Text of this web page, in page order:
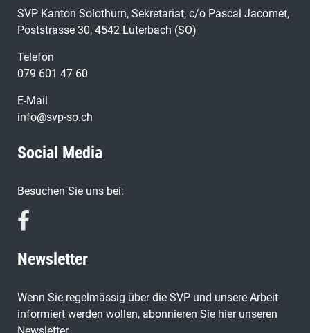
SVP Kanton Solothurn, Sekretariat, c/o Pascal Jacomet,
Poststrasse 30, 4542 Luterbach (SO)
Telefon
079 601 47 60
E-Mail
info@svp-so.ch
Social Media
Besuchen Sie uns bei:
Newsletter
Wenn Sie regelmässig über die SVP und unsere Arbeit
informiert werden wollen, abonnieren Sie hier unseren